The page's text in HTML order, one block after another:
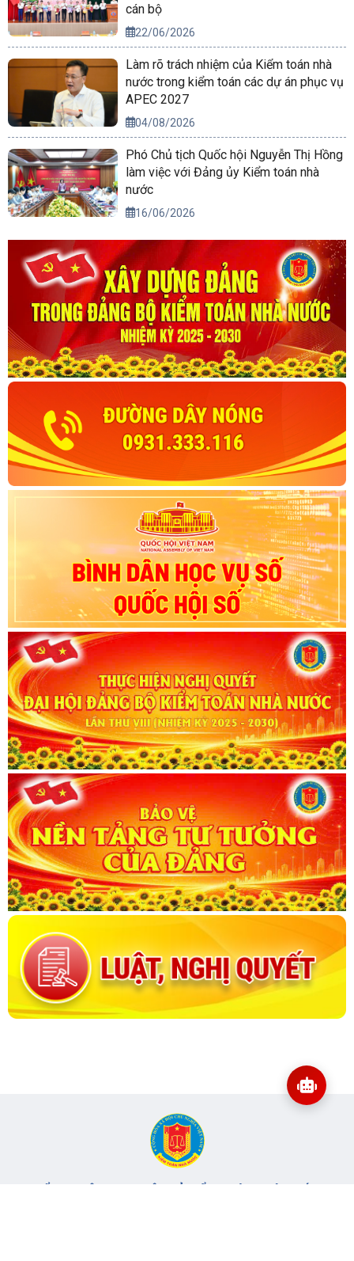
cán bộ
22/06/2026
Làm rõ trách nhiệm của Kiểm toán nhà
nước trong kiểm toán các dự án phục vụ
APEC 2027
04/08/2026
Phó Chủ tịch Quốc hội Nguyễn Thị Hồng
làm việc với Đảng ủy Kiểm toán nhà
nước
16/06/2026